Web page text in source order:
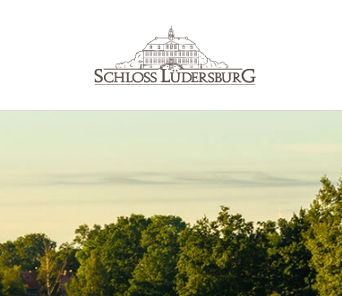
&
Buchen Sie Ihr
Ihren Wunschtermin!
Startzeit
Reservierung